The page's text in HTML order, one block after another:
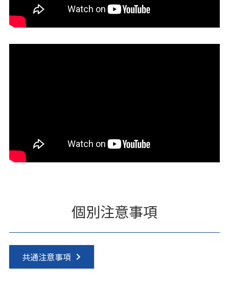
個別注意事項
共通注意事項